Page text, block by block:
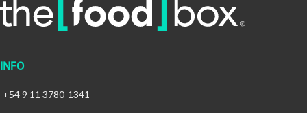
INFO
+54 9 11 3780-1341